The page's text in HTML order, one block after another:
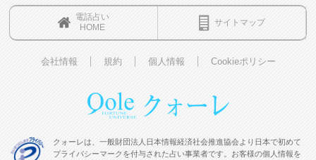
電話占い
HOME
サイトマップ
会社情報 規約 個人情報 Cookieポリシー
クォーレは、一般財団法人日本情報経済社会推進協会より日本で初めて
プライバシーマークを付与された占い事業者です。お客様の個人情報を